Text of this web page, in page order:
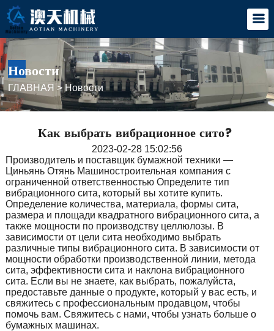
Новости
ГЛАВНАЯ > Новости
Как выбрать вибрационное сито?
2023-02-28 15:02:56
Производитель и поставщик бумажной техники —
Циньянь Отянь Машиностроительная компания с
ограниченной ответственностью Определите тип
вибрационного сита, который вы хотите купить.
Определение количества, материала, формы сита,
размера и площади квадратного вибрационного сита, а
также мощности по производству целлюлозы. В
зависимости от цели сита необходимо выбрать
различные типы вибрационного сита. В зависимости от
мощности обработки производственной линии, метода
сита, эффективности сита и наклона вибрационного
сита. Если вы не знаете, как выбрать, пожалуйста,
предоставьте данные о продукте, который у вас есть, и
свяжитесь с профессиональным продавцом, чтобы
помочь вам. Свяжитесь с нами, чтобы узнать больше о
бумажных машинах.